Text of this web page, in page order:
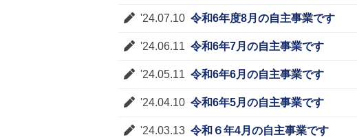
'24.07.10 令和6年度8月の自主事業です
'24.06.11 令和6年7月の自主事業です
'24.05.11 令和6年6月の自主事業です
'24.04.10 令和6年5月の自主事業です
'24.03.13 令和６年4月の自主事業です